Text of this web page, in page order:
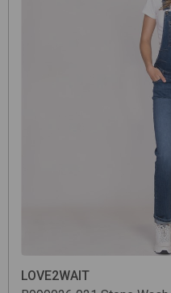
LOVE2WAIT